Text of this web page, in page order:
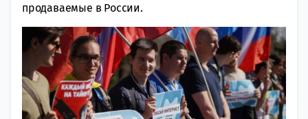
продаваемые в России.